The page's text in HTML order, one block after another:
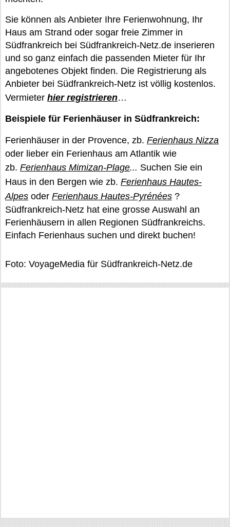
Sie können als Anbieter Ihre Ferienwohnung, Ihr
Haus am Strand oder sogar freie Zimmer in
Südfrankreich bei Südfrankreich-Netz.de inserieren
und so ganz einfach die passenden Mieter für Ihr
angebotenes Objekt finden. Die Registrierung als
Anbieter bei Südfrankreich-Netz ist völlig kostenlos.
Vermieter hier registrieren…
Beispiele für Ferienhäuser in Südfrankreich:
Ferienhäuser in der Provence, zb. Ferienhaus Nizza
oder lieber ein Ferienhaus am Atlantik wie
zb. Ferienhaus Mimizan-Plage... Suchen Sie ein
Haus in den Bergen wie zb. Ferienhaus Hautes-
Alpes oder Ferienhaus Hautes-Pyrénées ?
Südfrankreich-Netz hat eine grosse Auswahl an
Ferienhäusern in allen Regionen Südfrankreichs.
Einfach Ferienhaus suchen und direkt buchen!
Foto: VoyageMedia für Südfrankreich-Netz.de